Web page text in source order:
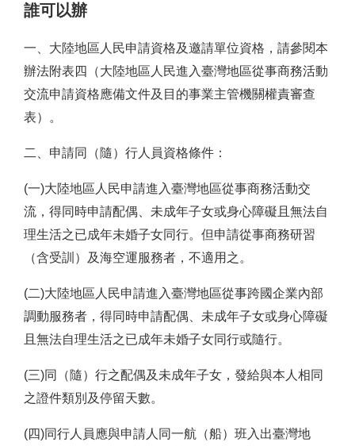
誰可以辦
一、大陸地區人民申請資格及邀請單位資格，請參閱本
辦法附表四（大陸地區人民進入臺灣地區從事商務活動
交流申請資格應備文件及目的事業主管機關權責審查
表）。
二、申請同（隨）行人員資格條件：
(一)大陸地區人民申請進入臺灣地區從事商務活動交
流，得同時申請配偶、未成年子女或身心障礙且無法自
理生活之已成年未婚子女同行。但申請從事商務研習
（含受訓）及海空運服務者，不適用之。
(二)大陸地區人民申請進入臺灣地區從事跨國企業內部
調動服務者，得同時申請配偶、未成年子女或身心障礙
且無法自理生活之已成年未婚子女同行或隨行。
(三)同（隨）行之配偶及未成年子女，發給與本人相同
之證件類別及停留天數。
(四)同行人員應與申請人同一航（船）班入出臺灣地